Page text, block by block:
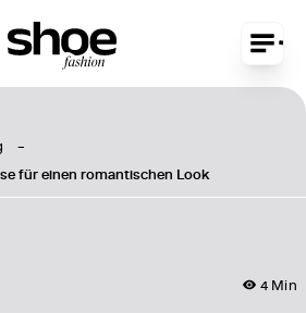
für einen romantischen Look
4 Min